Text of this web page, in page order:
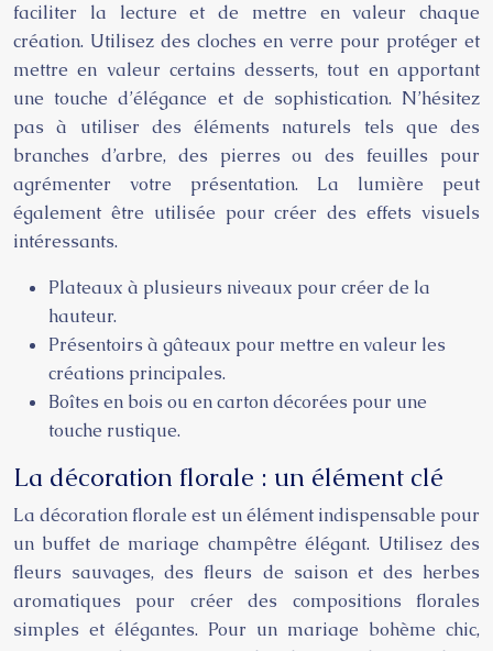
faciliter la lecture et de mettre en valeur chaque
création. Utilisez des cloches en verre pour protéger et
mettre en valeur certains desserts, tout en apportant
une touche d’élégance et de sophistication. N’hésitez
pas à utiliser des éléments naturels tels que des
branches d’arbre, des pierres ou des feuilles pour
agrémenter votre présentation. La lumière peut
également être utilisée pour créer des effets visuels
intéressants.
Plateaux à plusieurs niveaux pour créer de la
hauteur.
Présentoirs à gâteaux pour mettre en valeur les
créations principales.
Boîtes en bois ou en carton décorées pour une
touche rustique.
La décoration florale : un élément clé
La décoration florale est un élément indispensable pour
un buffet de mariage champêtre élégant. Utilisez des
fleurs sauvages, des fleurs de saison et des herbes
aromatiques pour créer des compositions florales
simples et élégantes. Pour un mariage bohème chic,